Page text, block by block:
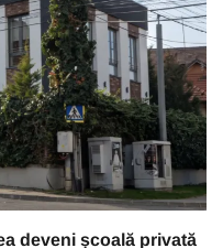
deveni școală privată